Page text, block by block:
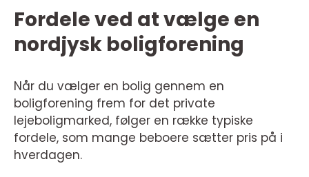
Fordele ved at vælge en
nordjysk boligforening
Når du vælger en bolig gennem en
boligforening frem for det private
lejeboligmarked, følger en række typiske
fordele, som mange beboere sætter pris på i
hverdagen.